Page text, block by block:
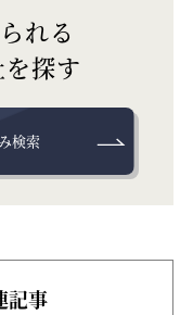
れる
探す
検索
記事